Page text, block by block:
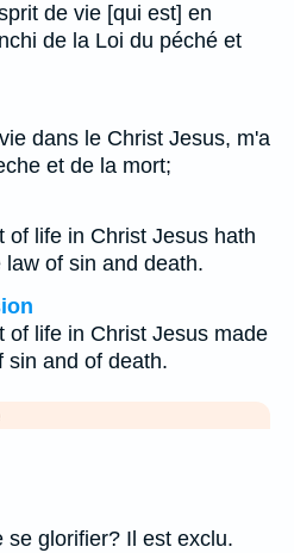
de vie [qui est] en
de la Loi du péché et
dans le Christ Jesus, m'a
et de la mort;
of life in Christ Jesus hath
of sin and death.
of life in Christ Jesus made
sin and of death.
glorifier? Il est exclu.